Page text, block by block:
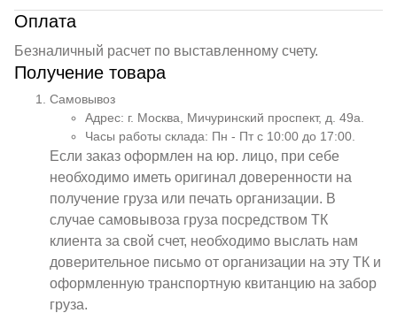
Оплата
Безналичный расчет по выставленному счету.
Получение товара
Самовывоз
Адрес: г. Москва, Мичуринский проспект, д. 49а.
Часы работы склада: Пн - Пт с 10:00 до 17:00.
Если заказ оформлен на юр. лицо, при себе
необходимо иметь оригинал доверенности на
получение груза или печать организации. В
случае самовывоза груза посредством ТК
клиента за свой счет, необходимо выслать нам
доверительное письмо от организации на эту ТК и
оформленную транспортную квитанцию на забор
груза.